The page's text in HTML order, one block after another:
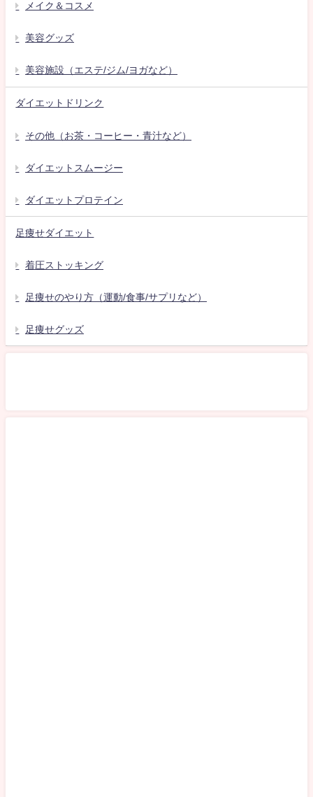
メイク＆コスメ
美容グッズ
美容施設（エステ/ジム/ヨガなど）
ダイエットドリンク
その他（お茶・コーヒー・青汁など）
ダイエットスムージー
ダイエットプロテイン
足痩せダイエット
着圧ストッキング
足痩せのやり方（運動/食事/サプリなど）
足痩せグッズ